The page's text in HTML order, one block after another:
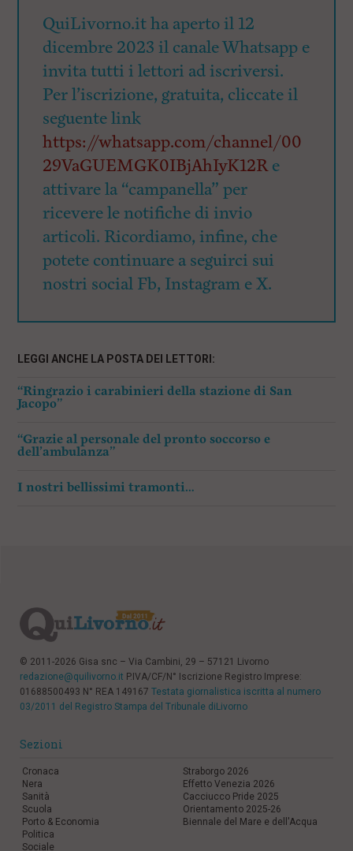
QuiLivorno.it ha aperto il 12
dicembre 2023 il canale Whatsapp e
invita tutti i lettori ad iscriversi.
Per l’iscrizione, gratuita, cliccate il
seguente link
https://whatsapp.com/channel/00
29VaGUEMGK0IBjAhIyK12Re
attivare la “campanella” per
ricevere le notifiche di invio
articoli. Ricordiamo, infine, che
potete continuare a seguirci sui
nostri social Fb, Instagram e X.
LEGGI ANCHE LA POSTA DEI LETTORI:
“Ringrazio i carabinieri della stazione di San
Jacopo”
“Grazie al personale del pronto soccorso e
dell’ambulanza”
I nostri bellissimi tramonti…
© 2011-2026 Gisa snc – Via Cambini, 29 – 57121 Livorno
redazione@quilivorno.it P.IVA/CF/N° Iscrizione Registro Imprese:
01688500493 N° REA 149167 Testata giornalistica iscritta al numero
03/2011 del Registro Stampa del Tribunale diLivorno
Sezioni
Cronaca
Nera
Sanità
Scuola
Porto & Economia
Politica
Sociale
Straborgo 2026
Effetto Venezia 2026
Cacciucco Pride 2025
Orientamento 2025-26
Biennale del Mare e dell'Acqua